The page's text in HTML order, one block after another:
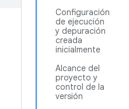
Configuración
de ejecución
y depuración
creada
inicialmente
Alcance del
proyecto y
control de la
versión